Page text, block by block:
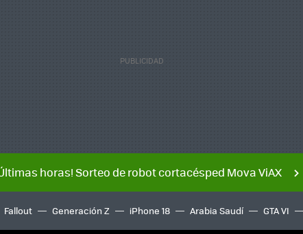
horas! Sorteo de robot cortacésped Mova ViAX
Fallout Generación Z iPhone 18 Arabia Saudí GTA VI